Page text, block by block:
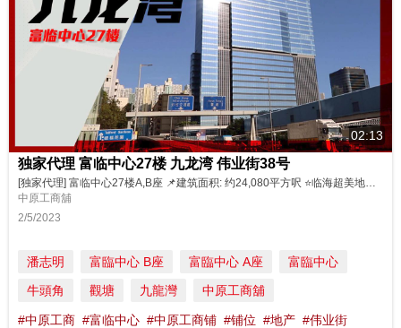
02:13
独家代理 富临中心27楼 九龙湾 伟业街38号
[独家代理] 富临中心27楼A,B座 📌建筑面积: 约24,080平方呎 ⭐️临海超美地段 ⭐️特高楼底 ⭐️大厦采用落地玻璃 ⭐️拥空中平台特色单位 ⭐️交通方便，四通八达 💰独家: 可分开A，B座独立出售 物业详情: A座 https://bit.ly/3L9dYMB B座 https://bit.ly/3AAKa6x 立即联络： Louise Ho ...
中原工商舖
2/5/2023
潘志明 富臨中心 B座 富臨中心 A座
富臨中心
牛頭角
觀塘 九龍灣 中原工商舖
#中原工商 #富临中心 #中原工商铺 #铺位 #地产 #伟业街